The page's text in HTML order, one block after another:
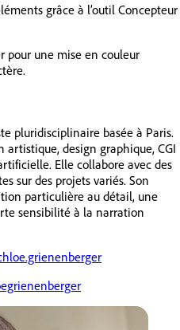
grâce à l’outil Concepteur
pour une mise en couleur
pluridisciplinaire basée à Paris.
design graphique, CGI
Elle collabore avec des
sur des projets variés. Son
particulière au détail, une
sensibilité à la narration